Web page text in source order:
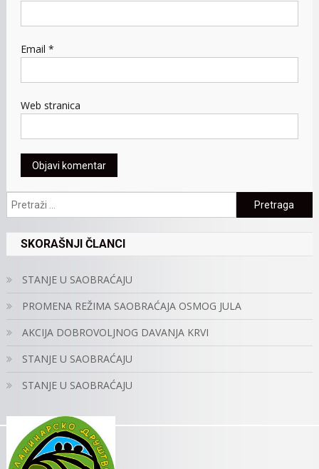
Email *
Web stranica
Pretraga:
SKORAŠNJI ČLANCI
STANJE U SAOBRAĆAJU
PROMENA REŽIMA SAOBRAĆAJA OSMOG JULA
AKCIJA DOBROVOLJNOG DAVANJA KRVI
STANJE U SAOBRAĆAJU
STANJE U SAOBRAĆAJU